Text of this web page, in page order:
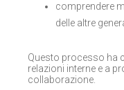
comprendere
delle altre
Questo processo ha
relazioni interne e a
collaborazione.